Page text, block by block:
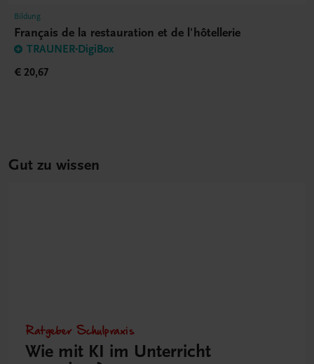
Bildung
Français de la restauration et de l'hôtellerie
TRAUNER-DigiBox
€ 20,67
Gut zu wissen
Ratgeber Schulpraxis
Wie mit KI im Unterricht